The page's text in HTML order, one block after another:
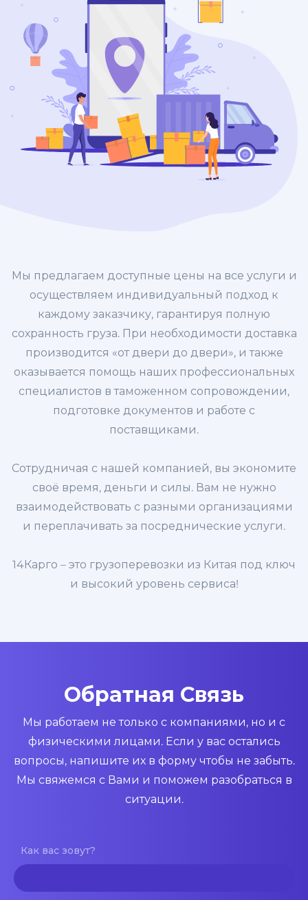
Мы предлагаем доступные цены на все услуги и
осуществляем индивидуальный подход к
каждому заказчику, гарантируя полную
сохранность груза. При необходимости доставка
производится «от двери до двери», и также
оказывается помощь наших профессиональных
специалистов в таможенном сопровождении,
подготовке документов и работе с
поставщиками.
Сотрудничая с нашей компанией, вы экономите
своё время, деньги и силы. Вам не нужно
взаимодействовать с разными организациями
и переплачивать за посреднические услуги.
14Карго – это грузоперевозки из Китая под ключ
и высокий уровень сервиса!
Обратная Связь
Мы работаем не только с компаниями, но и с
физическими лицами. Если у вас остались
вопросы, напишите их в форму чтобы не забыть.
Мы свяжемся с Вами и поможем разобраться в
ситуации.
Как вас зовут?